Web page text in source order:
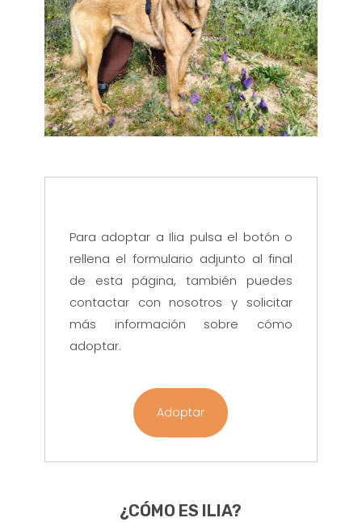
Para adoptar a Ilia pulsa el botón o
rellena el formulario adjunto al final
de esta página, también puedes
contactar con nosotros y solicitar
más información sobre cómo
adoptar.
Adoptar
¿CÓMO ES ILIA?